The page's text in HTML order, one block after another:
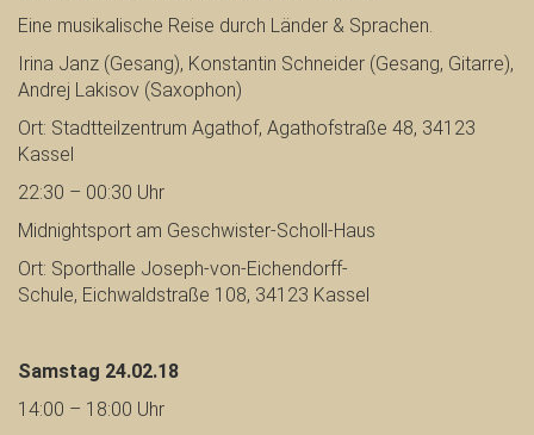
Eine musikalische Reise durch Länder & Sprachen.
Irina Janz (Gesang), Konstantin Schneider (Gesang, Gitarre),
Andrej Lakisov (Saxophon)
Ort: Stadtteilzentrum Agathof, Agathofstraße 48, 34123
Kassel
22:30 – 00:30 Uhr
Midnightsport am Geschwister-Scholl-Haus
Ort: Sporthalle Joseph-von-Eichendorff-
Schule, Eichwaldstraße 108, 34123 Kassel
Samstag 24.02.18
14:00 – 18:00 Uhr